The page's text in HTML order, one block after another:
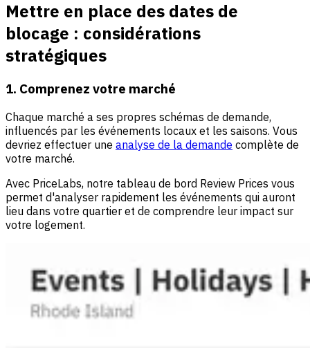
Mettre en place des dates de
blocage : considérations
stratégiques
1. Comprenez votre marché
Chaque marché a ses propres schémas de demande,
influencés par les événements locaux et les saisons. Vous
devriez effectuer une analyse de la demande complète de
votre marché.
Avec PriceLabs, notre tableau de bord Review Prices vous
permet d'analyser rapidement les événements qui auront
lieu dans votre quartier et de comprendre leur impact sur
votre logement.